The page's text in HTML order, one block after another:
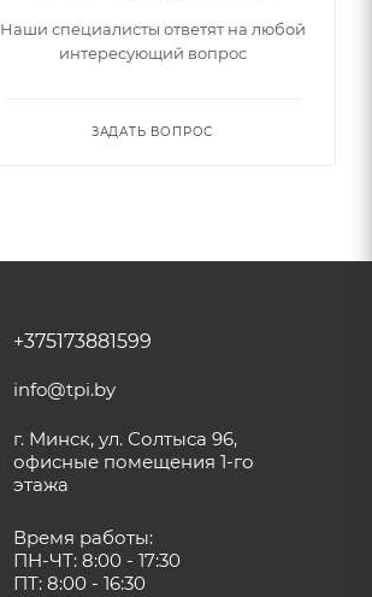
Наши специалисты ответят на любой
интересующий вопрос
ЗАДАТЬ ВОПРОС
+375173881599
info@tpi.by
г. Минск, ул. Солтыса 96,
офисные помещения 1-го
этажа
Время работы:
ПН-ЧТ: 8:00 - 17:30
ПТ: 8:00 - 16:30